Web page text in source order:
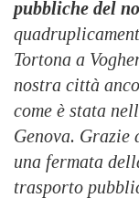
pubbliche del
Tortona a
nostra città
come è stata
Genova. Grazie
una fermata
trasporto